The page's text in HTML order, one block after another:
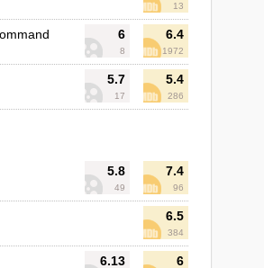
13
6
8
6.4
1972
5.7
17
5.4
286
5.8
49
7.4
96
6.5
384
6.13 6